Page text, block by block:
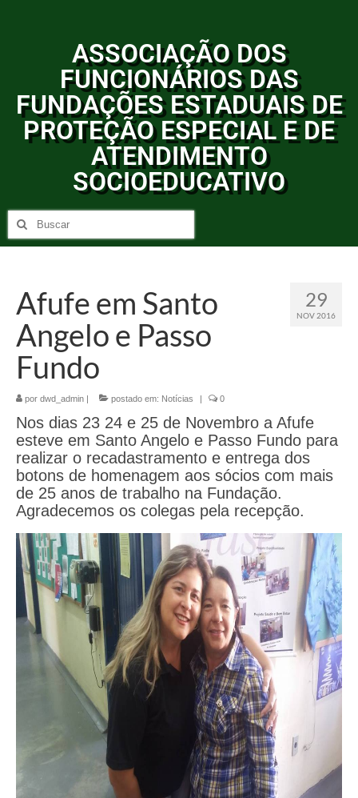
ASSOCIAÇÃO DOS
FUNCIONÁRIOS DAS
FUNDAÇÕES ESTADUAIS DE
PROTEÇÃO ESPECIAL E DE
ATENDIMENTO
SOCIOEDUCATIVO
29
NOV 2016
Afufe em Santo
Angelo e Passo
Fundo
por dwd_admin postado em: Notícias 0
Nos dias 23 24 e 25 de Novembro a Afufe
esteve em Santo Angelo e Passo Fundo para
realizar o recadastramento e entrega dos
botons de homenagem aos sócios com mais
de 25 anos de trabalho na Fundação.
Agradecemos os colegas pela recepção.